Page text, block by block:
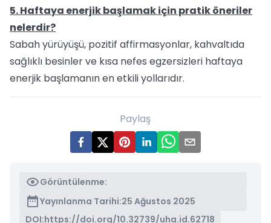
5. Haftaya enerjik başlamak için pratik öneriler
nelerdir?
Sabah yürüyüşü, pozitif affirmasyonlar, kahvaltıda
sağlıklı besinler ve kısa nefes egzersizleri haftaya
enerjik başlamanın en etkili yollarıdır.
Paylaş
Görüntülenme:
Yayınlanma Tarihi:25 Ağustos 2025
DOI:https://doi.org/10.32739/uha.id.62718